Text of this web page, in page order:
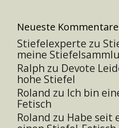
Neueste Kommentare
Stiefelexperte zu
meine
Ralph zu Devote
hohe Stiefel
Roland zu Ich bin
Fetisch
Roland zu Habe seit